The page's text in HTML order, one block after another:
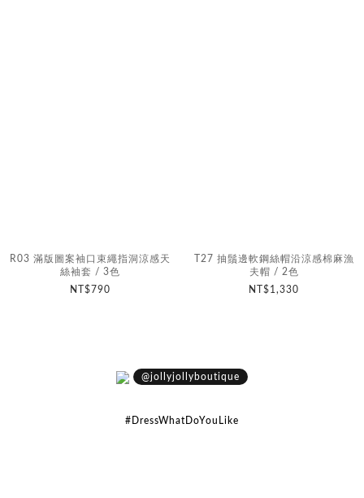
R03 滿版圖案袖口束繩指洞涼感天
絲袖套 / 3色
NT$790
T27 抽鬚邊軟鋼絲帽沿涼感棉麻漁
夫帽 / 2色
NT$1,330
@jollyjollyboutique
#DressWhatDoYouLike